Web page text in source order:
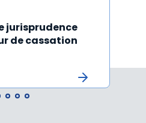
jurisprudence
de cassation